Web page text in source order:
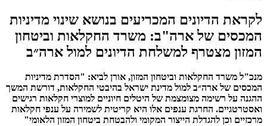
הדיונים המכריעים בנושא שינוי מדיניות
של ארה"ב: משרד החקלאות וביטחון
מצטרף למשלחת הדיונים למול ארה״ב
החקלאות וביטחון המזון, אורן לביא: "הסדרת מדיניות
של ארה״ב למול מדינת ישראל בהיבטי החקלאות, דורשת המשך
על רשימה מצומצמת של היטלים חיוניים למוצרי חקלאות רגישים
החרגת ענפים אלו היא קריטית לשמירה על ענפי חקלאות
וכן להגדלת הייצור המקומי ולהבטחת ביטחון המזון הלאומי"